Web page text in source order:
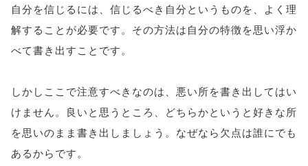
自分を信じるには、信じるべき自分というものを、よく理
解することが必要です。その方法は自分の特徴を思い浮か
べて書き出すことです。
しかしここで注意すべきなのは、悪い所を書き出してはい
けません。良いと思うところ、どちらかというと好きな所
を思いのまま書き出しましょう。なぜなら欠点は誰にでも
あるからです。